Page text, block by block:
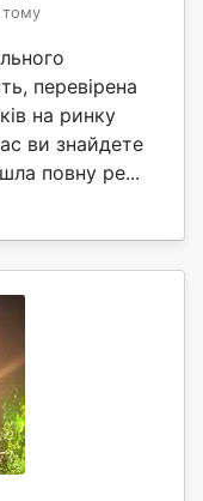
тому
перевірена
на ринку
ви знайдете
повну ре...